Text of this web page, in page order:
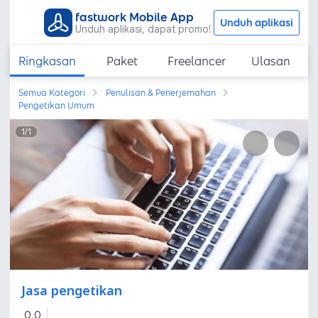
fastwork Mobile App
Unduh aplikasi, dapat promo! Unduh aplikasi
Ringkasan Paket Freelancer Ulasan
Semua Kategori
Penulisan & Penerjemahan
Pengetikan Umum
1/1
Jasa pengetikan
0,0